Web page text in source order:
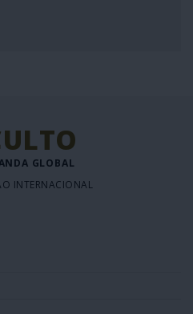
GLOBAL
INTERNACIONAL